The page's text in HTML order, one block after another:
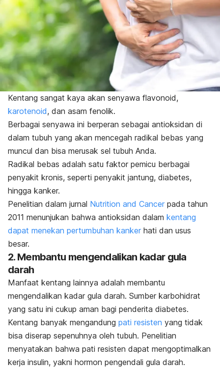
Kentang sangat kaya akan senyawa flavonoid,
karotenoid, dan asam fenolik.
Berbagai senyawa ini berperan sebagai antioksidan di
dalam tubuh yang akan mencegah radikal bebas yang
muncul dan bisa merusak sel tubuh Anda.
Radikal bebas adalah satu faktor pemicu berbagai
penyakit kronis, seperti penyakit jantung, diabetes,
hingga kanker.
Penelitian dalam jurnal Nutrition and Cancer pada tahun
2011 menunjukan bahwa antioksidan dalam kentang
dapat menekan pertumbuhan kanker hati dan usus
besar.
2. Membantu mengendalikan kadar gula
darah
Manfaat kentang lainnya adalah membantu
mengendalikan kadar gula darah. Sumber karbohidrat
yang satu ini cukup aman bagi penderita diabetes.
Kentang banyak mengandung pati resisten yang tidak
bisa diserap sepenuhnya oleh tubuh. Penelitian
menyatakan bahwa pati resisten dapat mengoptimalkan
kerja insulin, yakni hormon pengendali gula darah.